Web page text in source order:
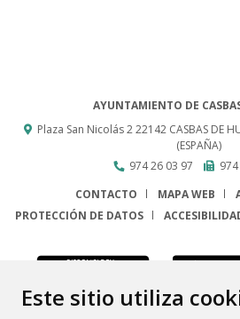
Este sitio utiliza
AYUNTAMIENTO DE
Plaza San Nicolás 222142 CASBAS DE
(ESPAÑA)
974 26 03 97
CONTACTO
MAPA WEB
PROTECCIÓN DE DATOS